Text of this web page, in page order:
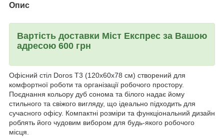
Опис
Вартість доставки Міст Експрес за Вашою
адресою 600 грн
Офісний стіл Doros Т3 (120x60x78 см) створений для
комфортної роботи та організації робочого простору.
Поєднання кольору дуб сонома та білого надає йому
стильного та свіжого вигляду, що ідеально підходить для
сучасного офісу. Компактні розміри та функціональний дизайн
роблять його чудовим вибором для будь-якого робочого
місця.